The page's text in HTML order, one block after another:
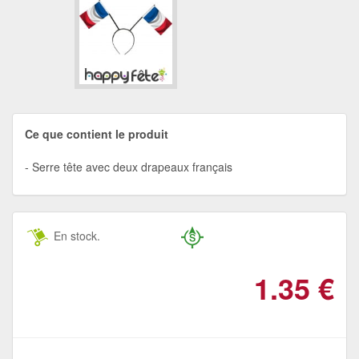
Ce que contient le produit
Serre tête avec deux drapeaux français
En stock.
1.35 €